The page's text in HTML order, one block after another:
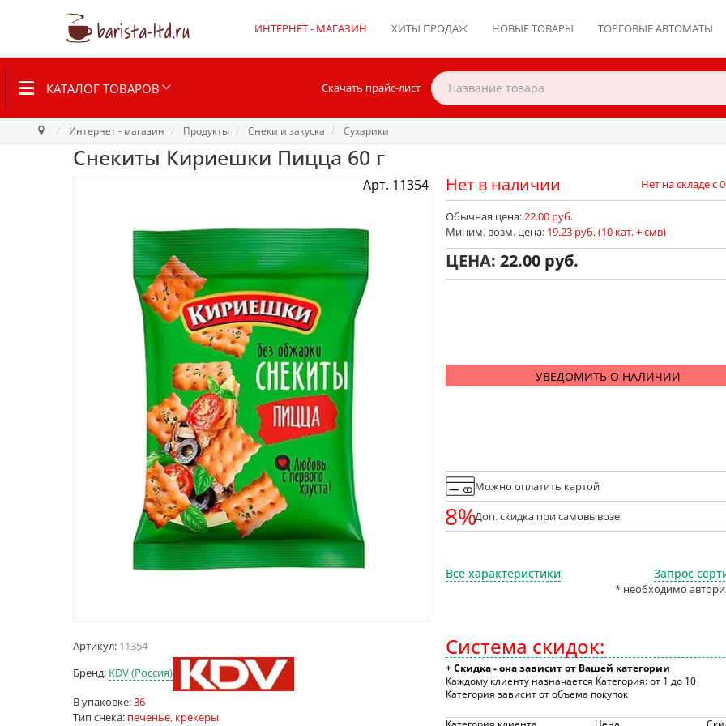
ИНТЕРНЕТ - МАГАЗИН ХИТЫ ПРОДАЖ НОВЫЕ ТОВАРЫ ТОРГОВЫЕ АВТОМАТЫ
КАТАЛОГ ТОВАРОВ Скачать прайс-лист
Интернет - магазин
Продукты Снеки и закуска Сухарики
Арт. 11354
Снекиты Кириешки Пицца 60 г
Нет в наличии Нет на складе с
Обычная цена:22.00 руб.
Миним. возм. цена: 19.23 руб. (10 кат. + смв)
ЦЕНА: 22.00
УВЕДОМИТЬ О НАЛИЧИИ
Можно оплатить картой
8%Доп. скидка при самовывозе
Артикул: 11354
Бренд: KDV (Россия)
В упаковке:36
Тип снека: печенье, крекеры
Все характеристики Запрос
* необходимо
Система скидок:
+ Скидка - она зависит от Вашей категории
Каждому клиенту назначается Категория: от 1 до 10
Категория зависит от объема покупок